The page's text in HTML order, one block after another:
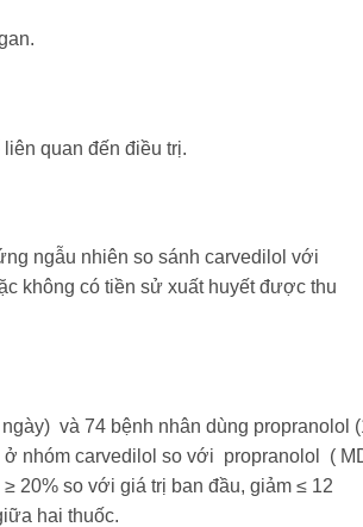
quan đến điều trị.
ngẫu nhiên so sánh carvedilol với
không có tiền sử xuất huyết được thu
và 74 bệnh nhân dùng propranolol
ở nhóm carvedilol so với propranolol (
20% so với giá trị ban đầu, giảm ≤ 12
hai thuốc.